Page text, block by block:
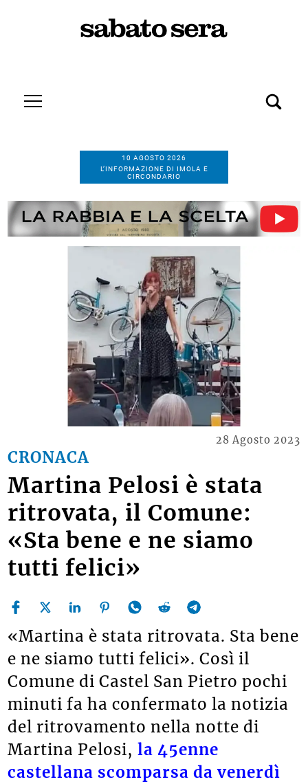
10 AGOSTO 2026
L’INFORMAZIONE DI IMOLA E
CIRCONDARIO
CRONACA
28 Agosto 2023
Martina Pelosi è stata
ritrovata, il Comune:
«Sta bene e ne siamo
tutti felici»
«Martina è stata ritrovata. Sta bene
e ne siamo tutti felici». Così il
Comune di Castel San Pietro pochi
minuti fa ha confermato la notizia
del ritrovamento nella notte di
Martina Pelosi,la 45enne
castellana scomparsa da venerdì